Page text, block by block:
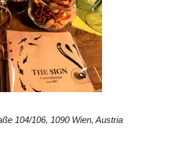
104/106, 1090 Wien, Austria